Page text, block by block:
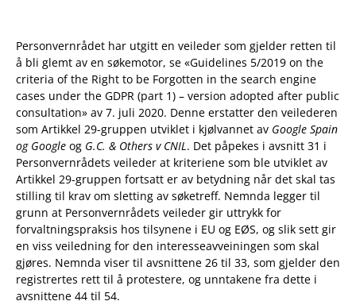
Personvernrådet har utgitt en veileder som gjelder retten til
å bli glemt av en søkemotor, se «Guidelines 5/2019 on the
criteria of the Right to be Forgotten in the search engine
cases under the GDPR (part 1) – version adopted after public
consultation» av 7. juli 2020. Denne erstatter den veilederen
som Artikkel 29-gruppen utviklet i kjølvannet av Google Spain
og Google og G.C. & Others v CNIL. Det påpekes i avsnitt 31 i
Personvernrådets veileder at kriteriene som ble utviklet av
Artikkel 29-gruppen fortsatt er av betydning når det skal tas
stilling til krav om sletting av søketreff. Nemnda legger til
grunn at Personvernrådets veileder gir uttrykk for
forvaltningspraksis hos tilsynene i EU og EØS, og slik sett gir
en viss veiledning for den interesseavveiningen som skal
gjøres. Nemnda viser til avsnittene 26 til 33, som gjelder den
registrertes rett til å protestere, og unntakene fra dette i
avsnittene 44 til 54.